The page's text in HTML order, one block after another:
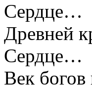
Сердце…
Древней
Сердце…
Век